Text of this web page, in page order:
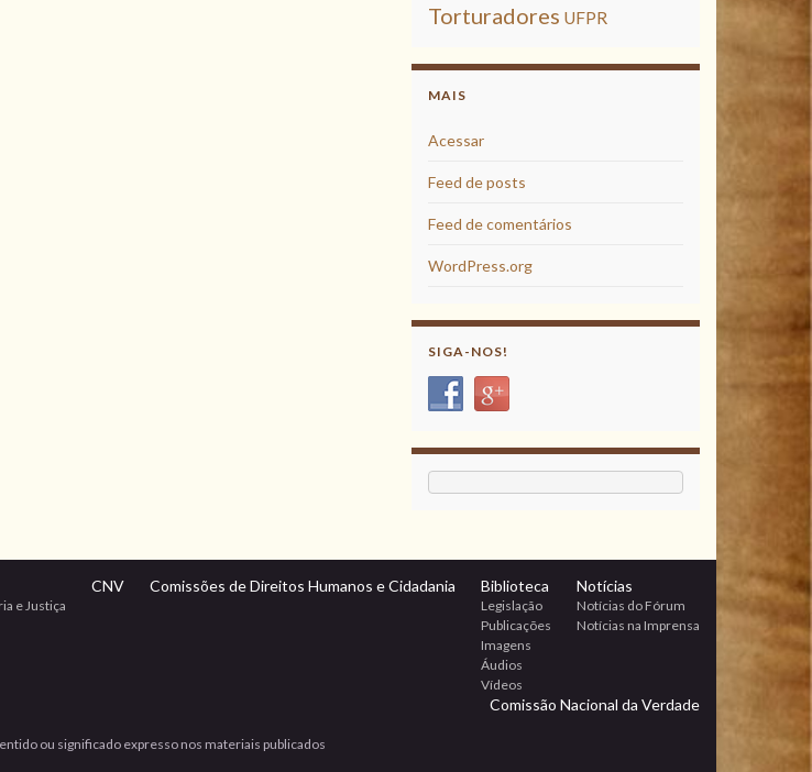
Torturadores UFPR
MAIS
Acessar
Feed de posts
Feed de comentários
WordPress.org
SIGA-NOS!
e Justiça
CNV Comissões de Direitos Humanos e Cidadania Biblioteca
Legislação
Publicações
Imagens
Áudios
Vídeos
Notícias
Notícias do Fórum
Notícias na Imprensa
Comissão Nacional da Verdade
ou significado expresso nos materiais publicados